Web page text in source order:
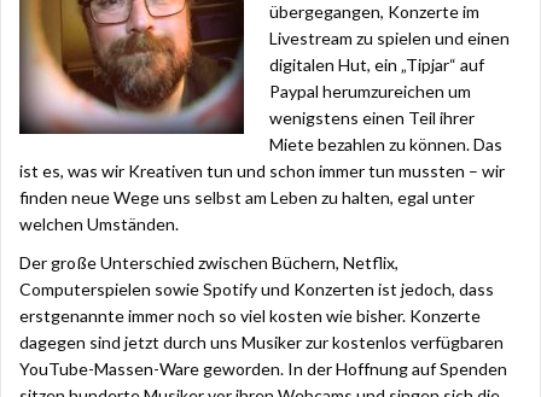
übergegangen, Konzerte im
Livestream zu spielen und einen
digitalen Hut, ein „Tipjar“ auf
Paypal herumzureichen um
wenigstens einen Teil ihrer
Miete bezahlen zu können. Das
ist es, was wir Kreativen tun und schon immer tun mussten – wir
finden neue Wege uns selbst am Leben zu halten, egal unter
welchen Umständen.
Der große Unterschied zwischen Büchern, Netflix,
Computerspielen sowie Spotify und Konzerten ist jedoch, dass
erstgenannte immer noch so viel kosten wie bisher. Konzerte
dagegen sind jetzt durch uns Musiker zur kostenlos verfügbaren
YouTube-Massen-Ware geworden. In der Hoffnung auf Spenden